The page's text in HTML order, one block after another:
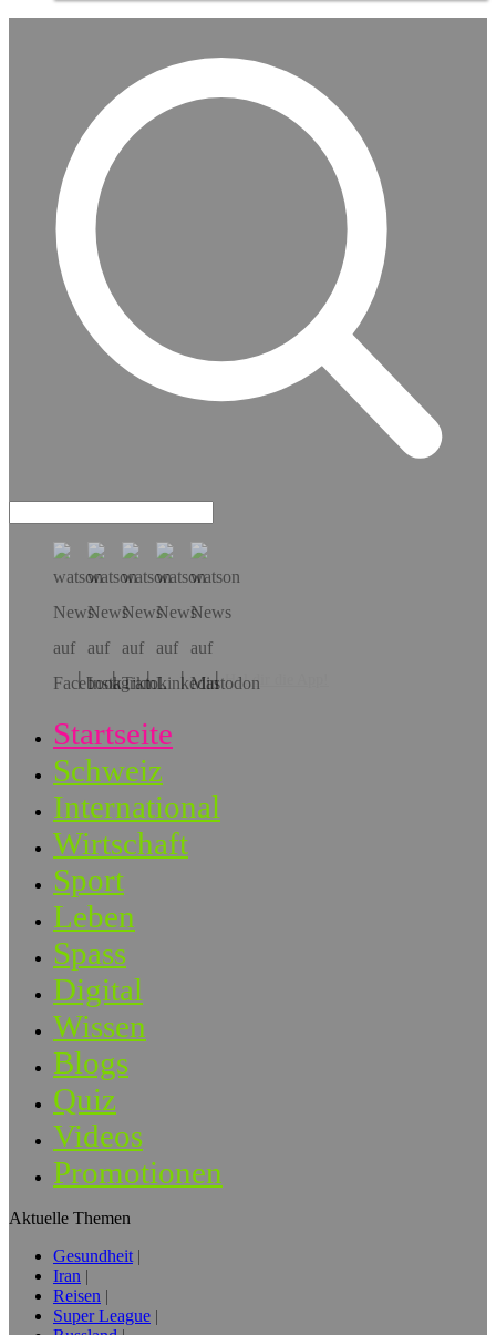
Hol dir die App!
Startseite
Schweiz
International
Wirtschaft
Sport
Leben
Spass
Digital
Wissen
Blogs
Quiz
Videos
Promotionen
Aktuelle Themen
Gesundheit
Iran
Reisen
Super League